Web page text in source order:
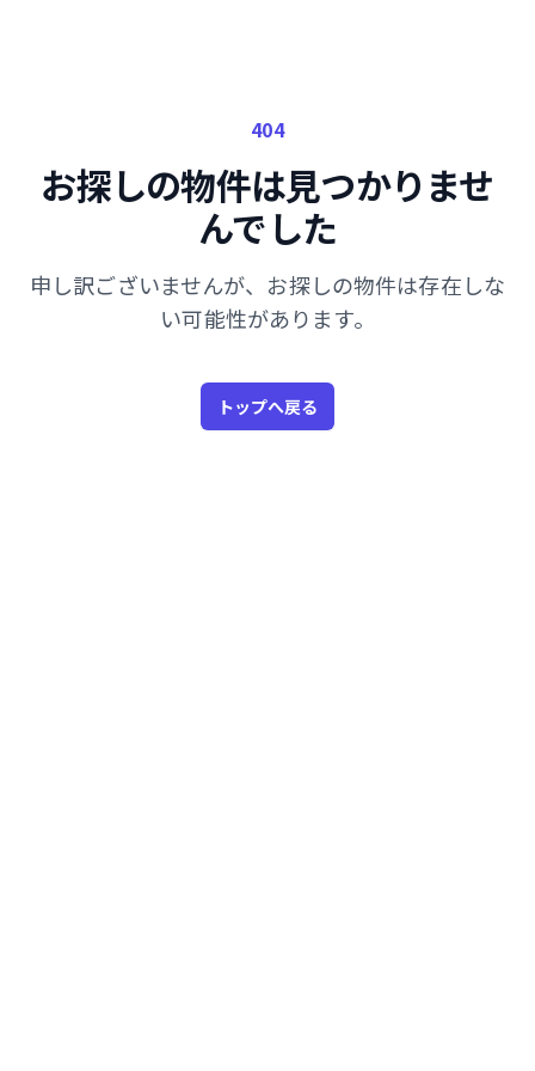
404
お探しの物件は見つかりませ
んでした
申し訳ございませんが、お探しの物件は存在しな
い可能性があります。
トップへ戻る